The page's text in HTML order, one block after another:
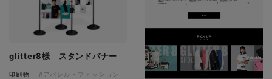
glitter8様 スタンドバナー
印刷物
#アパレル・ファッション